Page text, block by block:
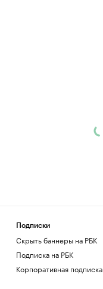
Подписки
Скрыть баннеры на РБК
Подписка на РБК
Корпоративная подписка